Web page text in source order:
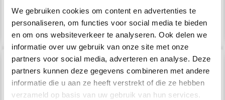
We gebruiken cookies om content en advertenties te
personaliseren, om functies voor social media te bieden
en om ons websiteverkeer te analyseren. Ook delen we
informatie over uw gebruik van onze site met onze
partners voor social media, adverteren en analyse. Deze
partners kunnen deze gegevens combineren met andere
informatie die u aan ze heeft verstrekt of die ze hebben
verzameld op basis van uw gebruik van hun services.
Voir toutes les options Ajouter au panier
17% de réduction